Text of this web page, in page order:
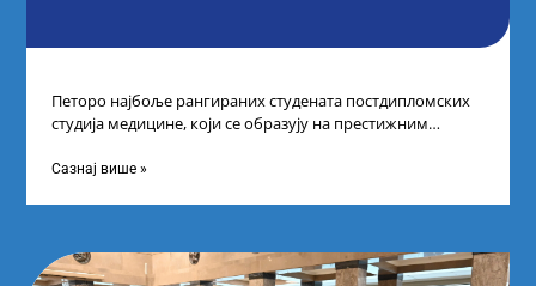
Петоро најбоље рангираних студената постдипломских
студија медицине, који се образују на престижним
стипендије од
Сазнај више »